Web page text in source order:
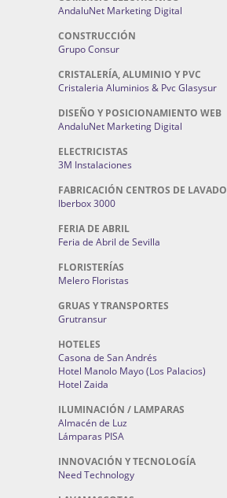
AndaluNet Marketing Digital
CONSTRUCCIÓN
Grupo Consur
CRISTALERÍA, ALUMINIO Y PVC
Cristaleria Aluminios & Pvc Glasysur
DISEÑO Y POSICIONAMIENTO WEB
AndaluNet Marketing Digital
ELECTRICISTAS
3M Instalaciones
FABRICACIÓN CENTROS DE LAVADO
Iberbox 3000
FERIA DE ABRIL
Feria de Abril de Sevilla
FLORISTERÍAS
Melero Floristas
GRUAS Y TRANSPORTES
Grutransur
HOTELES
Casona de San Andrés
Hotel Manolo Mayo (Los Palacios)
Hotel Zaida
ILUMINACIÓN / LAMPARAS
Almacén de Luz
Lámparas PISA
INNOVACIÓN Y TECNOLOGÍA
Need Technology